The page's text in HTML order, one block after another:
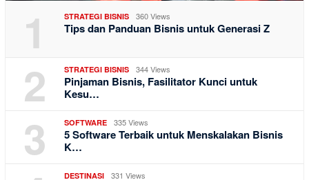
1 STRATEGI BISNIS 360 Views
Tips dan Panduan Bisnis untuk Generasi Z
2 STRATEGI BISNIS 344 Views
Pinjaman Bisnis, Fasilitator Kunci untuk
Kesu…
3 SOFTWARE 335 Views
5 Software Terbaik untuk Menskalakan Bisnis
K…
DESTINASI 331 Views